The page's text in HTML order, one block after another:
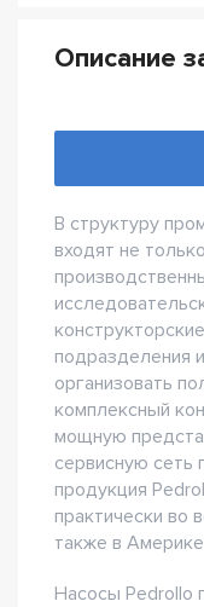
Описание
В структуру
входят не
подразделения
организовать
комплексный
мощную
сервисную сеть
продукция
практически во
также в
Насосы Pedrollo